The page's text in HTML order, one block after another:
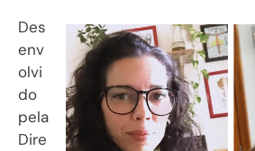
Des
env
olvi
do
pela
Dire